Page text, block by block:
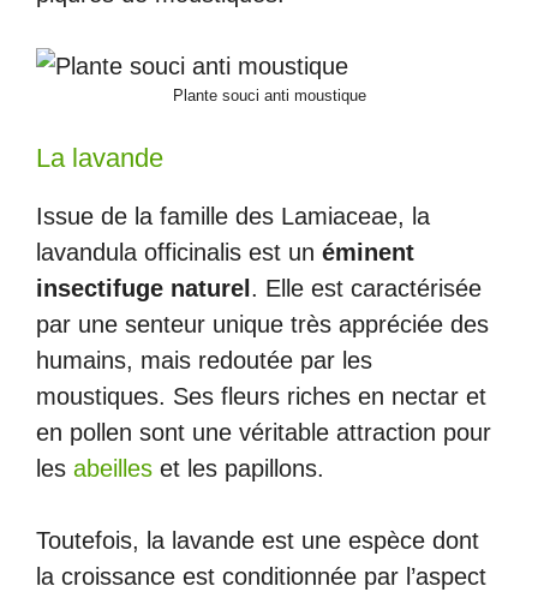
Plante souci anti moustique
La lavande
Issue de la famille des Lamiaceae, la
lavandula officinalis est un éminent
insectifuge naturel . Elle est caractérisée
par une senteur unique très appréciée des
humains, mais redoutée par les
moustiques. Ses fleurs riches en nectar et
en pollen sont une véritable attraction pour
les abeilles et les papillons.
Toutefois, la lavande est une espèce dont
la croissance est conditionnée par l’aspect